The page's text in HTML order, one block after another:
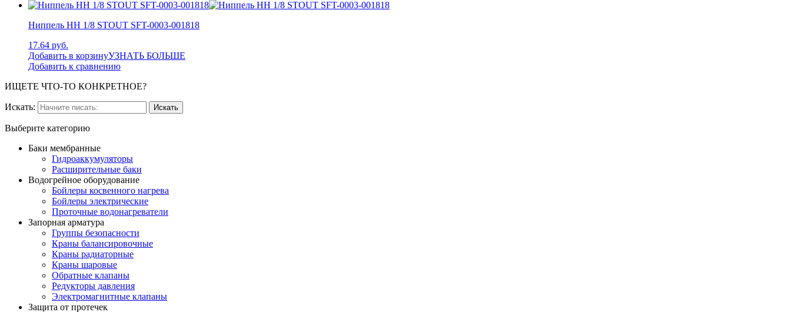
Ниппель НН 1/8 STOUT SFT-0003-001818
17.64 руб.
Добавить в корзинуУЗНАТЬ БОЛЬШЕ
Добавить к сравнению
ИЩЕТЕ ЧТО-ТО КОНКРЕТНОЕ?
Искать:
Выберите категорию
Баки мембранные
Гидроаккумуляторы
Расширительные баки
Водогрейное оборудование
Бойлеры косвенного нагрева
Бойлеры электрические
Проточные водонагреватели
Запорная арматура
Группы безопасности
Краны балансировочные
Краны радиаторные
Краны шаровые
Обратные клапаны
Редукторы давления
Электромагнитные клапаны
Защита от протечек